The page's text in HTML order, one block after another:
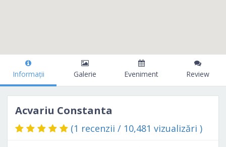
Informații Galerie Eveniment Review
Acvariu Constanta
(1 recenzii / 10,481 vizualizări )